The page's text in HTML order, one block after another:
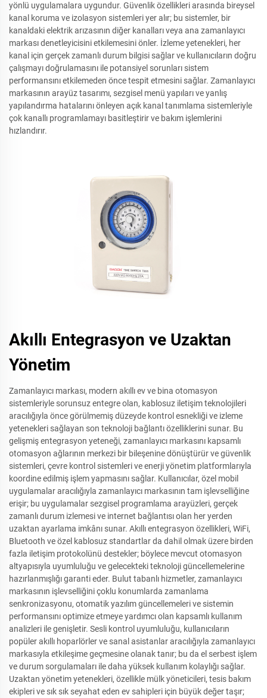
yönlü uygulamalara uygundur. Güvenlik özellikleri arasında bireysel
kanal koruma ve izolasyon sistemleri yer alır; bu sistemler, bir
kanaldaki elektrik arızasının diğer kanalları veya ana zamanlayıcı
markası denetleyicisini etkilemesini önler. İzleme yetenekleri, her
kanal için gerçek zamanlı durum bilgisi sağlar ve kullanıcıların doğru
çalışmayı doğrulamasını ile potansiyel sorunları sistem
performansını etkilemeden önce tespit etmesini sağlar. Zamanlayıcı
markasının arayüz tasarımı, sezgisel menü yapıları ve yanlış
yapılandırma hatalarını önleyen açık kanal tanımlama sistemleriyle
çok kanallı programlamayı basitleştirir ve bakım işlemlerini
hızlandırır.
Akıllı Entegrasyon ve Uzaktan
Yönetim
Zamanlayıcı markası, modern akıllı ev ve bina otomasyon
sistemleriyle sorunsuz entegre olan, kablosuz iletişim teknolojileri
aracılığıyla önce görülmemiş düzeyde kontrol esnekliği ve izleme
yetenekleri sağlayan son teknoloji bağlantı özelliklerini sunar. Bu
gelişmiş entegrasyon yeteneği, zamanlayıcı markasını kapsamlı
otomasyon ağlarının merkezi bir bileşenine dönüştürür ve güvenlik
sistemleri, çevre kontrol sistemleri ve enerji yönetim platformlarıyla
koordine edilmiş işlem yapmasını sağlar. Kullanıcılar, özel mobil
uygulamalar aracılığıyla zamanlayıcı markasının tam işlevselliğine
erişir; bu uygulamalar sezgisel programlama arayüzleri, gerçek
zamanlı durum izlemesi ve internet bağlantısı olan her yerden
uzaktan ayarlama imkânı sunar. Akıllı entegrasyon özellikleri, WiFi,
Bluetooth ve özel kablosuz standartlar da dahil olmak üzere birden
fazla iletişim protokolünü destekler; böylece mevcut otomasyon
altyapısıyla uyumluluğu ve gelecekteki teknoloji güncellemelerine
hazırlanmışlığı garanti eder. Bulut tabanlı hizmetler, zamanlayıcı
markasının işlevselliğini çoklu konumlarda zamanlama
senkronizasyonu, otomatik yazılım güncellemeleri ve sistemin
performansını optimize etmeye yardımcı olan kapsamlı kullanım
analizleri ile genişletir. Sesli kontrol uyumluluğu, kullanıcıların
popüler akıllı hoparlörler ve sanal asistanlar aracılığıyla zamanlayıcı
markasıyla etkileşime geçmesine olanak tanır; bu da el serbest işlem
ve durum sorgulamaları ile daha yüksek kullanım kolaylığı sağlar.
Uzaktan yönetim yetenekleri, özellikle mülk yöneticileri, tesis bakım
ekipleri ve sık sık seyahat eden ev sahipleri için büyük değer taşır;